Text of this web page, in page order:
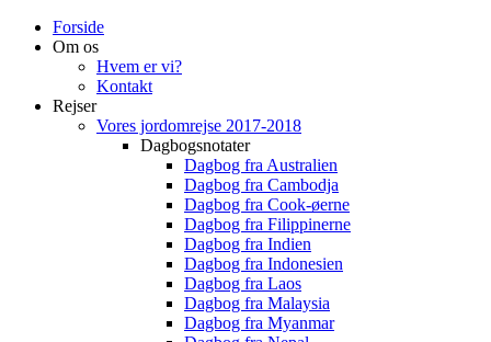
Forside
Om os
Hvem er vi?
Kontakt
Rejser
Vores jordomrejse 2017-2018
Dagbogsnotater
Dagbog fra Australien
Dagbog fra Cambodja
Dagbog fra Cook-øerne
Dagbog fra Filippinerne
Dagbog fra Indien
Dagbog fra Indonesien
Dagbog fra Laos
Dagbog fra Malaysia
Dagbog fra Myanmar